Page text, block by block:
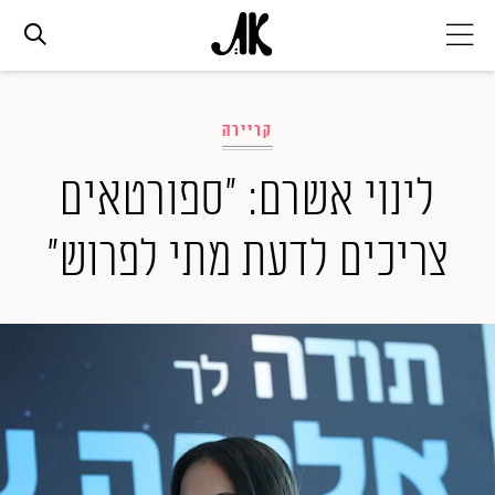
אופנה
ביוטי
סלבס
ערוצים נוספים
המגזין
קריירה
לינוי אשרם: "ספורטאים
צריכים לדעת מתי לפרוש"